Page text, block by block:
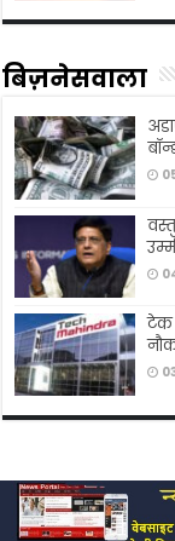
बिज़नेसवाला
टेक